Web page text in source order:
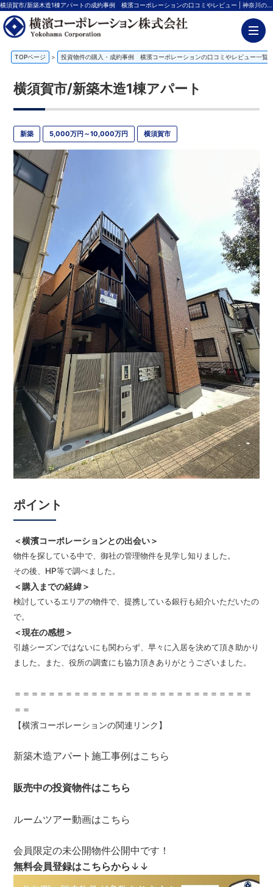
横須賀市/新築木造1棟アパートの成約事例 横濱コーポレーションの口コミやレビュー | 神奈川の不動産投資、新築アパート経営は横濱コーポレーション
TOPページ > 投資物件の購入・成約事例 横濱コーポレーションの口コミやレビュー一覧
横須賀市/新築木造1棟アパート
新築 5,000万円～10,000万円 横須賀市
ポイント
＜横濱コーポレーションとの出会い＞
物件を探している中で、御社の管理物件を見学し知りました。
その後、HP等で調べました。
＜購入までの経緯＞
検討しているエリアの物件で、提携している銀行も紹介いただいたの
で。
＜現在の感想＞
引越シーズンではないにも関わらず、早々に入居を決めて頂き助かり
ました。また、役所の調査にも協力頂きありがとうございました。
＝＝＝＝＝＝＝＝＝＝＝＝＝＝＝＝＝＝＝＝＝＝＝＝＝＝＝＝
＝＝
【横濱コーポレーションの関連リンク】
新築木造アパート施工事例はこちら
販売中の投資物件はこちら
ルームツアー動画はこちら
会員限定の未公開物件公開中です！
無料会員登録はこちらから ↓↓